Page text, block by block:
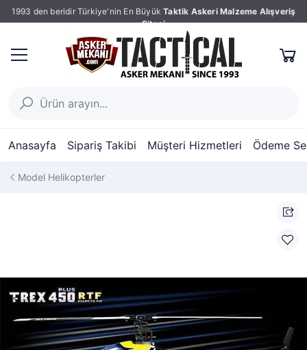
1993 den beridir Türkiye'nin En Büyük Taktik Askeri Malzeme Alışveriş
Sitesi
Anasayfa Sipariş Takibi Müşteri Hizmetleri Ödeme
Model Helikopterler